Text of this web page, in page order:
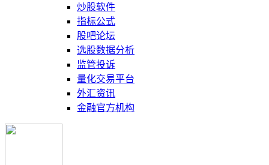
炒股软件
指标公式
股吧论坛
选股数据分析
监管投诉
量化交易平台
外汇资讯
金融官方机构